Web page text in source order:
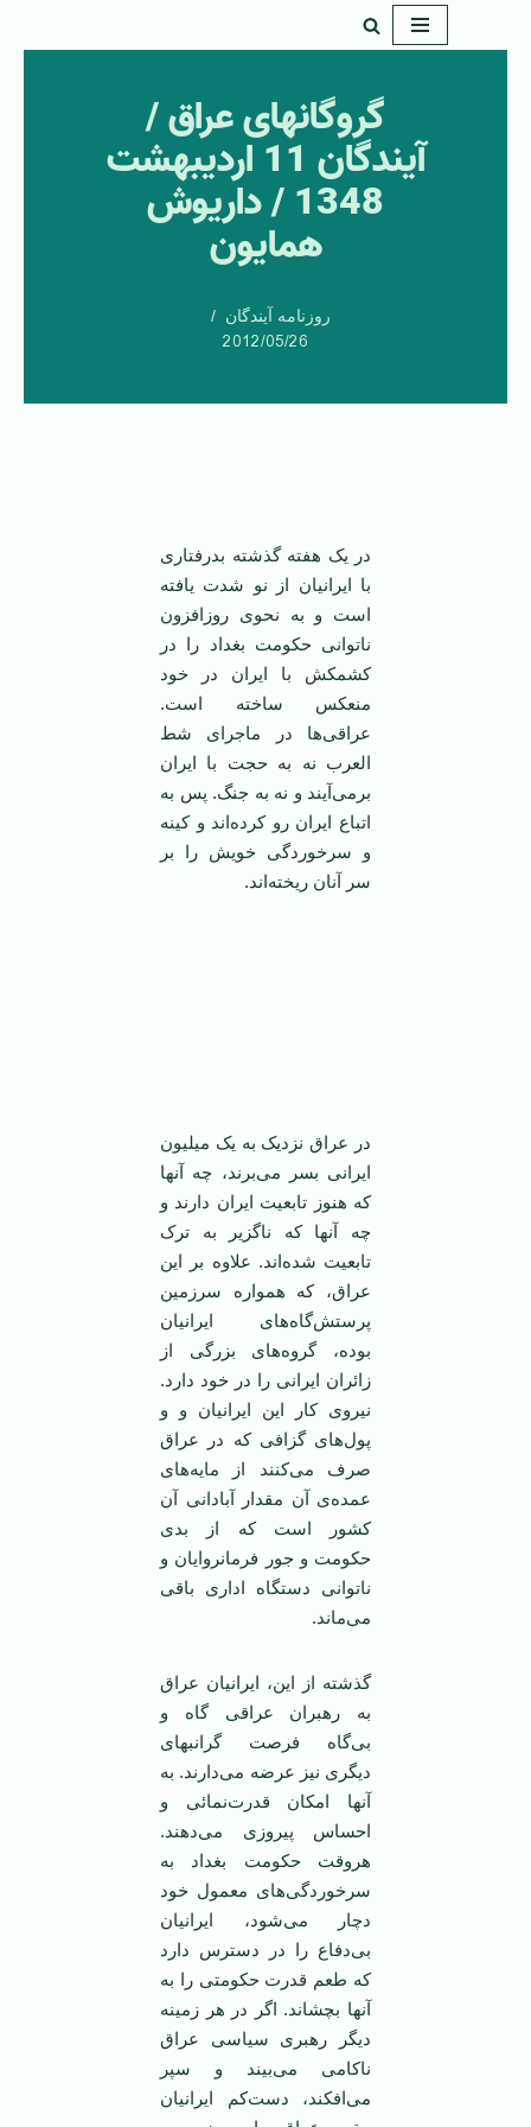
گروگانهای عراق /
آيندگان 11 ارديبهشت
1348 / داريوش
همايون
روزنامه آیندگان
2012/05/26
‌در يک هفته گذشته بدرفتاری
با ايرانيان از نو شدت يافته
است و به نحوی روزافزون
ناتوانی حکومت بغداد را در
کشمکش با ايران در خود
منعکس ساخته است.
عراقی‌ها در ماجرای شط
العرب نه به حجت با ايران
برمی‌آيند و نه به جنگ. پس به
اتباع ايران رو کرده‌اند و کينه
و سرخوردگی خويش را بر
سر آنان ريخته‌اند.‌
در عراق نزديک به يک ميليون
ايرانی بسر می‌برند، چه آنها
که هنوز تابعيت ايران دارند و
چه آنها که ناگزير به ترک
تابعيت شده‌اند. علاوه بر اين
عراق، که همواره سرزمين
پرستش‌گاه‌های ايرانيان
بوده، گروه‌های بزرگی از
زائران ايرانی را در خود دارد.
نيروی کار اين ايرانيان و و
پول‌های گزافی که در عراق
صرف می‌کنند از مايه‌های
عمده‌ی آن مقدار آبادانی آن
کشور است که از بدی
حکومت و جور فرمانروايان و
ناتوانی دستگاه اداری باقی
می‌ماند.
گذشته از اين، ايرانيان عراق
به رهبران عراقی گاه و
بی‌گاه فرصت گرانبهای
ديگری نيز عرضه می‌دارند. به
آنها امکان قدرت‌نمائی و
احساس پيروزی می‌دهند.
هروقت حکومت بغداد به
سرخوردگی‌های معمول خود
دچار می‌شود، ايرانيان
بی‌دفاع را در دسترس دارد
که طعم قدرت حکومتی را به
آنها بچشاند. اگر در هر زمينه
ديگر رهبری سياسی عراق
ناکامی می‌بيند و سپر
می‌افکند، دست‌کم ايرانيان